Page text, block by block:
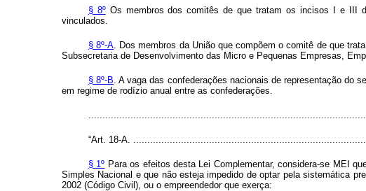
§ 8ºOs membros dos comitês de que tratam os incisos I e III
vinculados.
§ 8º-A. Dos membros da União que compõem o comitê de que
Subsecretaria de Desenvolvimento das Micro e Pequenas Empresas,
§ 8º-B. A vaga das confederações nacionais de representação do
em regime de rodízio anual entre as confederações.
“Art. 18-A.
§ 1º Para os efeitos desta Lei Complementar, considera-se MEI
Simples Nacional e que não esteja impedido de optar pela sistemática
2002 (Código Civil), ou o empreendedor que exerça: